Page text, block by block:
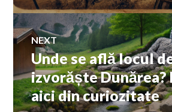
NEXT
Next
post:
Unde se află locul
izvorăște
aici din curiozitate